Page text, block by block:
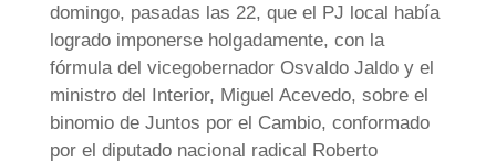
domingo, pasadas las 22, que el PJ local había
logrado imponerse holgadamente, con la
fórmula del vicegobernador Osvaldo Jaldo y el
ministro del Interior, Miguel Acevedo, sobre el
binomio de Juntos por el Cambio, conformado
por el diputado nacional radical Roberto